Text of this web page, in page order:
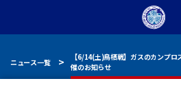
ニュース一覧
【6/14(土)鳥栖戦】ガスのカンプロ
催のお知らせ